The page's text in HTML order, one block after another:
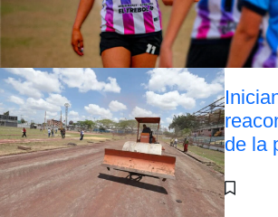
de la